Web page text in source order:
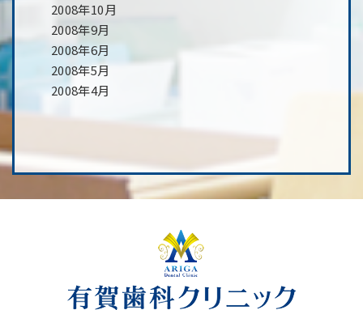
2008年10月
2008年9月
2008年6月
2008年5月
2008年4月